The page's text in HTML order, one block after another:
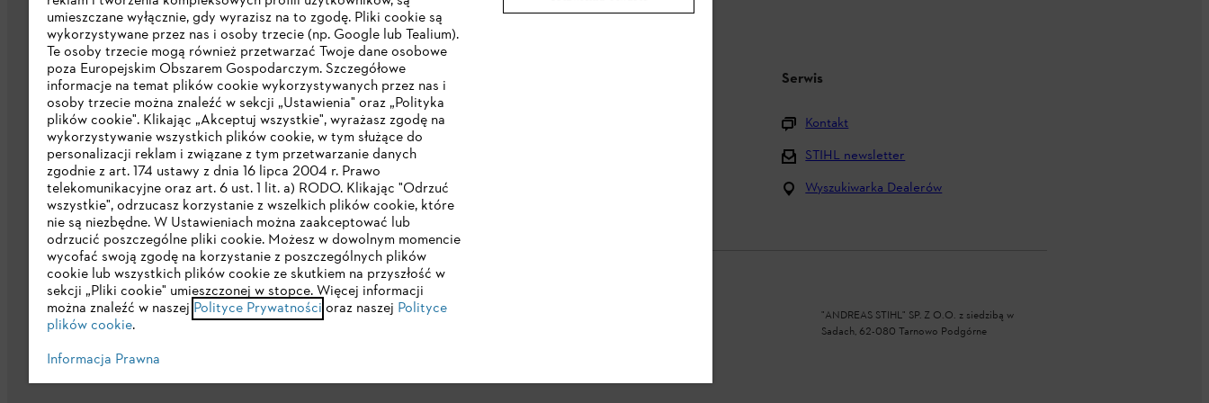
Firma
O nas
Pobierz katalog
STIHL Integrity Line
Serwis
Kontakt
STIHL newsletter
Wyszukiwarka Dealerów
"ANDREAS STIHL" SP. Z O.O. z siedzibą w
Sadach, 62-080 Tarnowo Podgórne
umieszczane wyłącznie, gdy wyrazisz na to zgodę. Pliki cookie są
wykorzystywane przez nas i osoby trzecie (np. Google lub Tealium).
Te osoby trzecie mogą również przetwarzać Twoje dane osobowe
poza Europejskim Obszarem Gospodarczym. Szczegółowe
informacje na temat plików cookie wykorzystywanych przez nas i
osoby trzecie można znaleźć w sekcji „Ustawienia" oraz „Polityka
plików cookie". Klikając „Akceptuj wszystkie", wyrażasz zgodę na
wykorzystywanie wszystkich plików cookie, w tym służące do
personalizacji reklam i związane z tym przetwarzanie danych
zgodnie z art. 174 ustawy z dnia 16 lipca 2004 r. Prawo
telekomunikacyjne oraz art. 6 ust. 1 lit. a) RODO. Klikając "Odrzuć
wszystkie", odrzucasz korzystanie z wszelkich plików cookie, które
nie są niezbędne. W Ustawieniach można zaakceptować lub
odrzucić poszczególne pliki cookie. Możesz w dowolnym momencie
wycofać swoją zgodę na korzystanie z poszczególnych plików
cookie lub wszystkich plików cookie ze skutkiem na przyszłość w
sekcji „Pliki cookie" umieszczonej w stopce. Więcej informacji
można znaleźć w naszej Polityce Prywatności oraz naszej Polityce
plików cookie.
Informacja Prawna